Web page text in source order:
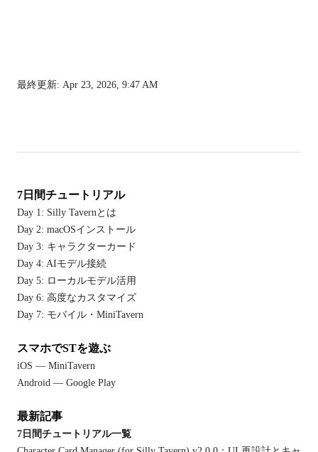
最終更新: Apr 23, 2026, 9:47 AM
7日間チュートリアル
Day 1: Silly Tavernとは
Day 2: macOSインストール
Day 3: キャラクターカード
Day 4: AIモデル接続
Day 5: ローカルモデル活用
Day 6: 高度なカスタマイズ
Day 7: モバイル・MiniTavern
スマホでSTを遊ぶ
iOS — MiniTavern
Android — Google Play
最新記事
7日間チュートリアル一覧